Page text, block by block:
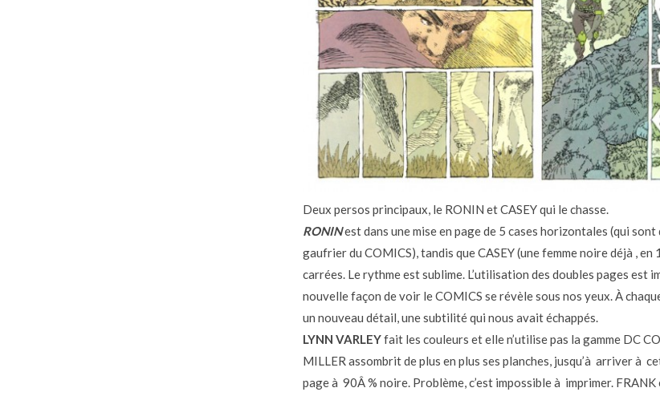
Deux persos principaux, le RONIN et CASEY qui le chasse.
RONINest dans une mise en page de 5 cases horizontales (qui sont
gaufrier du COMICS), tandis que CASEY (une femme noire déjà , en
carrées. Le rythme est sublime. L’utilisation des doubles pages est
nouvelle façon de voir le COMICS se révèle sous nos yeux. À
un nouveau détail, une subtilité qui nous avait échappés.
LYNN VARLEYfait les couleurs et elle n’utilise pas la gamme DC
MILLER assombrit de plus en plus ses planches, jusqu’à arriver à
page à 90Â % noire. Problème, c’est impossible à imprimer. FRANK